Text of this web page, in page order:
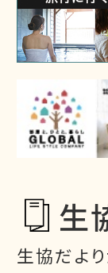
生
生協だよ